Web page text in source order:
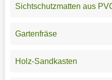
Sichtschutzmatten aus
Gartenfräse
Holz-Sandkasten